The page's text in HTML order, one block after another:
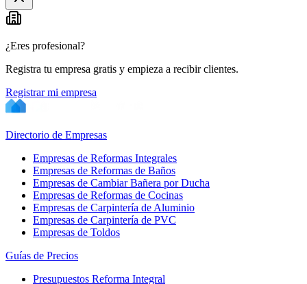
−
¿Eres profesional?
Registra tu empresa gratis y empieza a recibir clientes.
Registrar mi empresa
Directorio de Empresas
Empresas de Reformas Integrales
Empresas de Reformas de Baños
Empresas de Cambiar Bañera por Ducha
Empresas de Reformas de Cocinas
Empresas de Carpintería de Aluminio
Empresas de Carpintería de PVC
Empresas de Toldos
Guías de Precios
Presupuestos Reforma Integral